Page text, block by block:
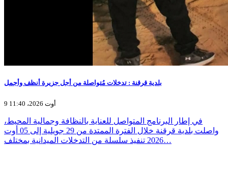
بلدية قرقنة : تدخلات مُتواصلة من أجل جزيرة أنظف وأجمل
9 أوت 2026، 11:40
في إطار البرنامج المتواصل للعناية بالنظافة وجمالية المحيط،
واصلت بلدية قرقنة خلال الفترة الممتدة من 29 جويلية إلى 05 أوت
2026 تنفيذ سلسلة من التدخلات الميدانية بمختلف…